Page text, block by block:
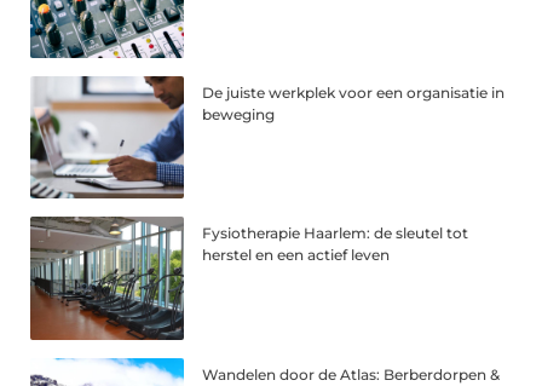
De juiste werkplek voor een organisatie in
beweging
Fysiotherapie Haarlem: de sleutel tot
herstel en een actief leven
Wandelen door de Atlas: Berberdorpen &